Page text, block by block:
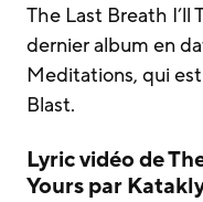
The Last Breath I’ll
dernier album en
Meditations, qui
Blast.
Lyric vidéo de
Yours par